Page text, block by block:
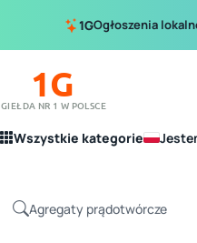
1GOgłoszenia
1G
GIEŁDA NR 1 W POLSCE
Wszystkie kategorie